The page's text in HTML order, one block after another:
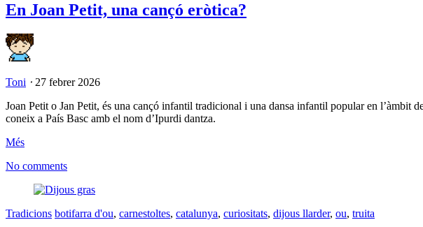
En Joan Petit, una cançó eròtica?
Toni ⋅ 27 febrer 2026
Joan Petit o Jan Petit, és una cançó infantil tradicional i una dansa infantil popular en l’àmbit
coneix a País Basc amb el nom d’Ipurdi dantza.
Més
No comments
Tradicions botifarra d'ou, carnestoltes, catalunya, curiositats, dijous llarder, ou, truita